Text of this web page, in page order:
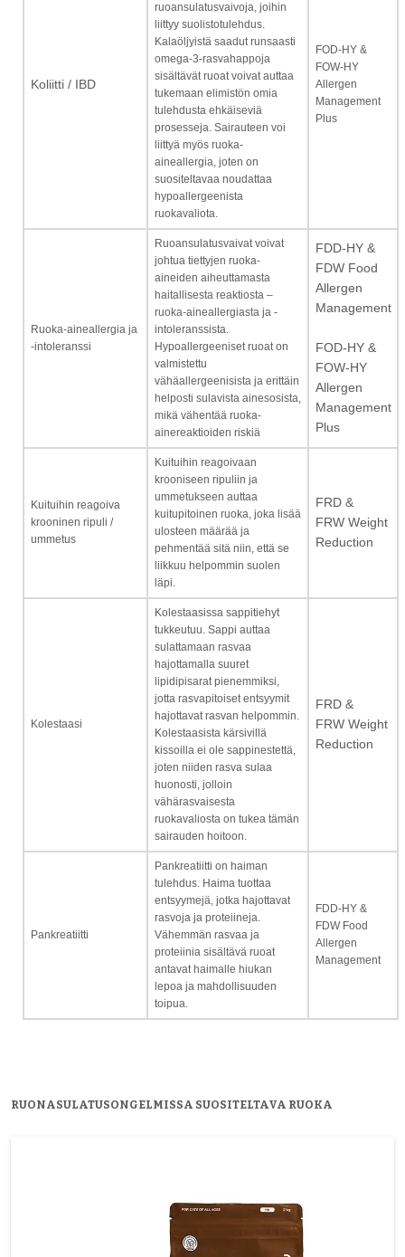
Koliitti / IBD
ruoansulatusvaivoja, joihin
liittyy suolistotulehdus.
Kalaöljyistä saadut runsaasti
omega-3-rasvahappoja
sisältävät ruoat voivat auttaa
tukemaan elimistön omia
tulehdusta ehkäiseviä
prosesseja. Sairauteen voi
liittyä myös ruoka-
aineallergia, joten on
suositeltavaa noudattaa
hypoallergeenista
ruokavaliota.
FOD-HY &
FOW-HY
Allergen
Management
Plus
Ruoka-aineallergia ja
-intoleranssi
Ruoansulatusvaivat voivat
johtua tiettyjen ruoka-
aineiden aiheuttamasta
haitallisesta reaktiosta –
ruoka-aineallergiasta ja -
intoleranssista.
Hypoallergeeniset ruoat on
valmistettu
vähäallergeenisista ja erittäin
helposti sulavista ainesosista,
mikä vähentää ruoka-
ainereaktioiden riskiä
FDD-HY &
FDW Food
Allergen
Management
FOD-HY &
FOW-HY
Allergen
Management
Plus
Kuituihin reagoiva
krooninen ripuli /
ummetus
Kuituihin reagoivaan
krooniseen ripuliin ja
ummetukseen auttaa
kuitupitoinen ruoka, joka lisää
ulosteen määrää ja
pehmentää sitä niin, että se
liikkuu helpommin suolen
läpi.
FRD &
FRW Weight
Reduction
Kolestaasi
Kolestaasissa sappitiehyt
tukkeutuu. Sappi auttaa
sulattamaan rasvaa
hajottamalla suuret
lipidipisarat pienemmiksi,
jotta rasvapitoiset entsyymit
hajottavat rasvan helpommin.
Kolestaasista kärsivillä
kissoilla ei ole sappinestettä,
joten niiden rasva sulaa
huonosti, jolloin
vähärasvaisesta
ruokavaliosta on tukea tämän
sairauden hoitoon.
FRD &
FRW Weight
Reduction
Pankreatiitti
Pankreatiitti on haiman
tulehdus. Haima tuottaa
entsyymejä, jotka hajottavat
rasvoja ja proteiineja.
Vähemmän rasvaa ja
proteiinia sisältävä ruoat
antavat haimalle hiukan
lepoa ja mahdollisuuden
toipua.
FDD-HY &
FDW Food
Allergen
Management
RUONASULATUSONGELMISSA SUOSITELTAVA RUOKA